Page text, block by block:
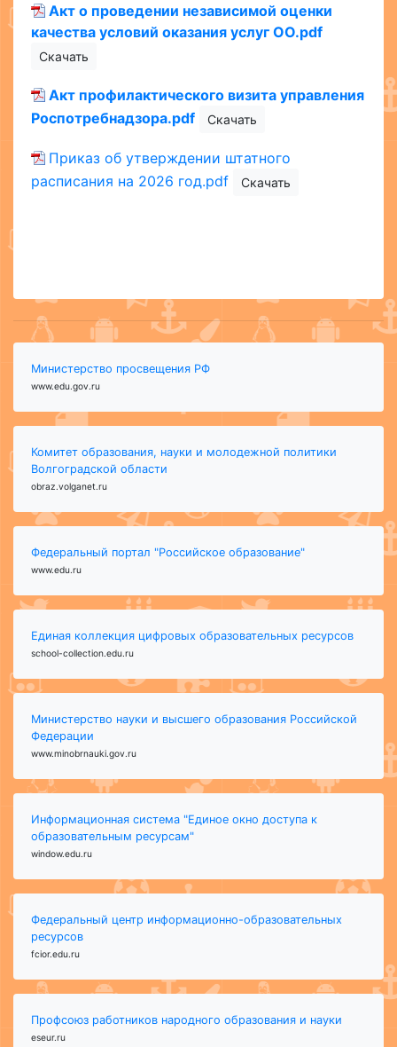
Акт о проведении независимой оценки
качества условий оказания услуг ОО.pdf
Скачать
Акт профилактического визита управления
Роспотребнадзора.pdf
Скачать
Приказ об утверждении штатного
расписания на 2026 год.pdf
Скачать
Министерство просвещения РФ
www.edu.gov.ru
Комитет образования, науки и молодежной политики
Волгоградской области
obraz.volganet.ru
Федеральный портал "Российское образование"
www.edu.ru
Единая коллекция цифровых образовательных ресурсов
school-collection.edu.ru
Министерство науки и высшего образования Российской
Федерации
www.minobrnauki.gov.ru
Информационная система "Единое окно доступа к
образовательным ресурсам"
window.edu.ru
Федеральный центр информационно-образовательных
ресурсов
fcior.edu.ru
Профсоюз работников народного образования и науки
eseur.ru